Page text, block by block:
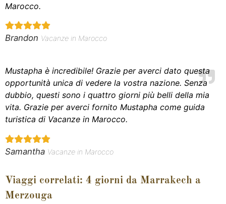
Marocco.
Brandon Vacanze in Marocco
Mustapha è incredibile! Grazie per averci dato questa
opportunità unica di vedere la vostra nazione. Senza
dubbio, questi sono i quattro giorni più belli della mia
vita. Grazie per averci fornito Mustapha come guida
turistica di Vacanze in Marocco.
Samantha Vacanze in Marocco
Viaggi correlati: 4 giorni da Marrakech a
Merzouga